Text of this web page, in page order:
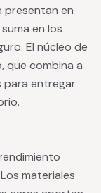
presentan en
en los
El núcleo de
combina a
para entregar
materiales